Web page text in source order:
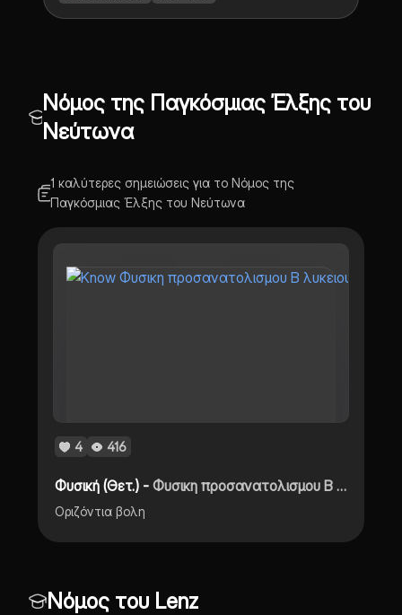
Νόμος της Παγκόσμιας Έλξης του
Νεύτωνα
1 καλύτερες σημειώσεις για το Νόμος της
Παγκόσμιας Έλξης του Νεύτωνα
4 416
Φυσική (Θετ.) -Φυσικη προσανατολισμου Β λυκειου
Οριζόντια βολη
Νόμος του Lenz